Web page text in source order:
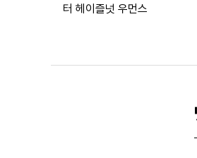
터 헤이즐넛 우먼스